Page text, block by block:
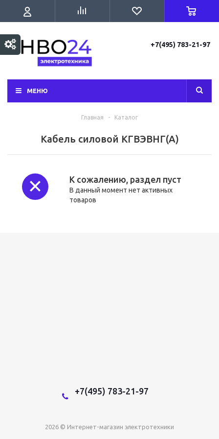
+7(495) 783-21-97
МЕНЮ
Главная - Каталог
Кабель силовой КГВЭВНГ(А)
К сожалению, раздел пуст
В данный момент нет активных
товаров
+7(495) 783-21-97
2026 © Интернет-магазин электротехники